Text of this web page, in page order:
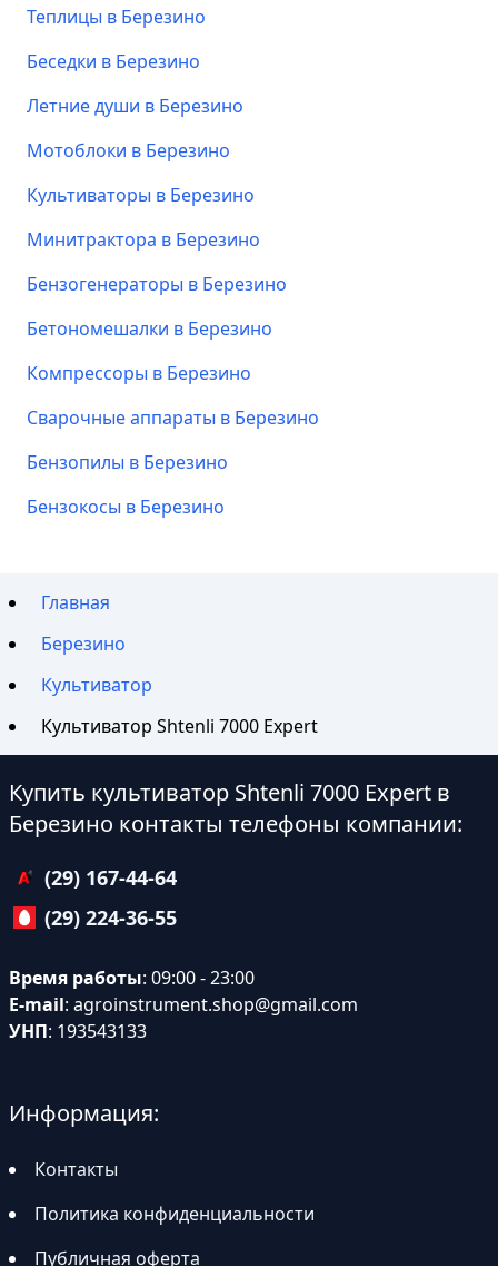
Теплицы в Березино
Беседки в Березино
Летние души в Березино
Мотоблоки в Березино
Культиваторы в Березино
Минитрактора в Березино
Бензогенераторы в Березино
Бетономешалки в Березино
Компрессоры в Березино
Сварочные аппараты в Березино
Бензопилы в Березино
Бензокосы в Березино
Главная
Березино
Культиватор
Культиватор Shtenli 7000 Expert
Купить культиватор Shtenli 7000 Expert в
Березино контакты телефоны компании:
(29) 167-44-64
(29) 224-36-55
Время работы: 09:00 - 23:00
E-mail: agroinstrument.shop@gmail.com
УНП: 193543133
Информация:
Контакты
Политика конфиденциальности
Публичная оферта